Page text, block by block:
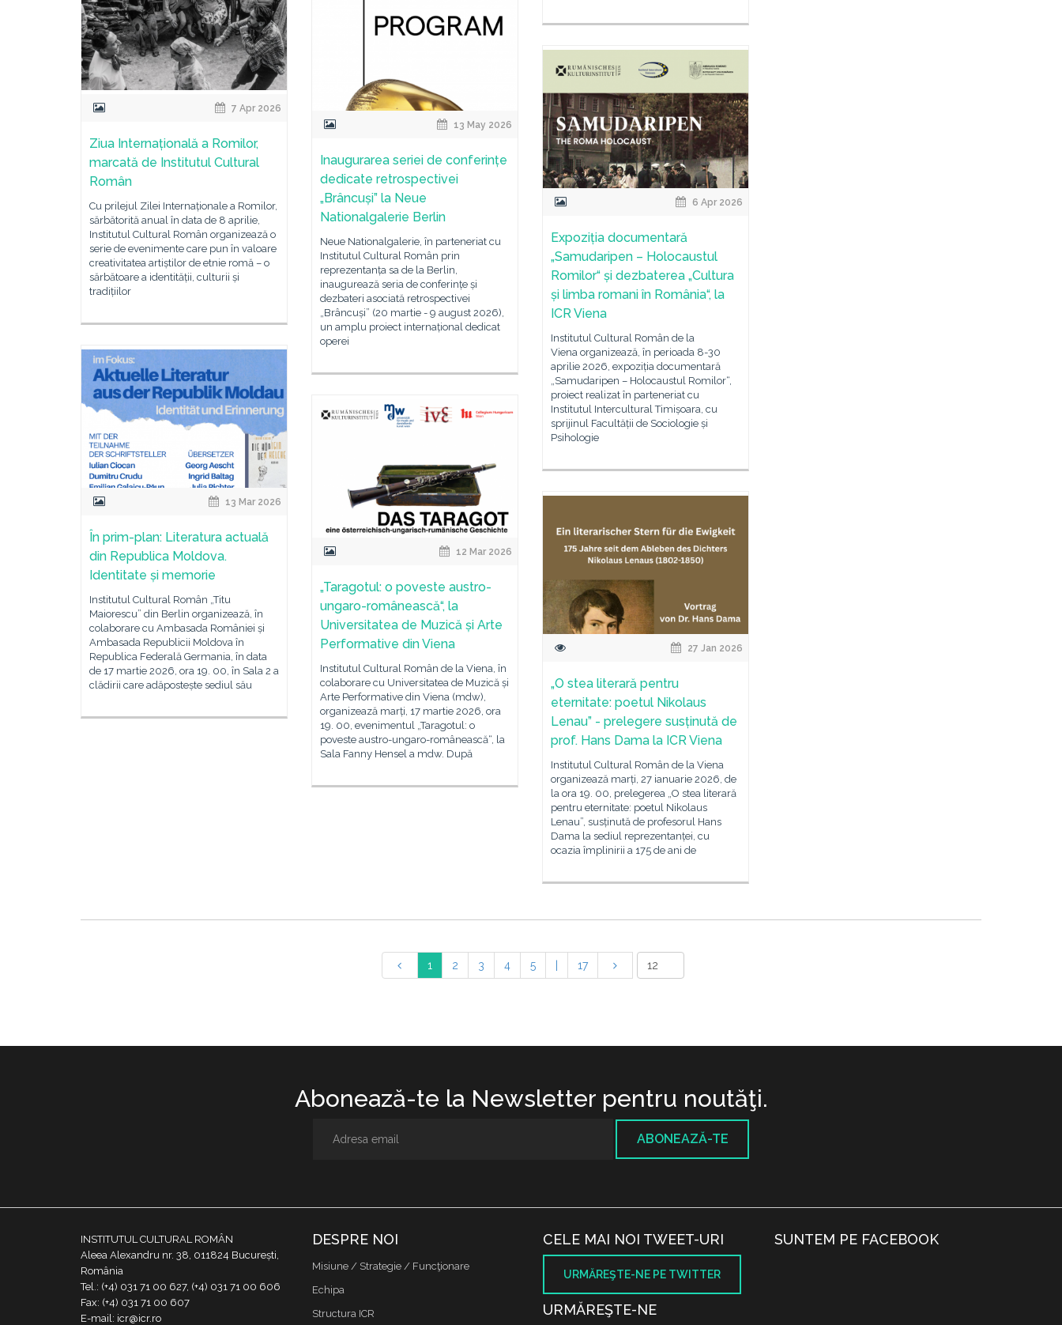
13 May 2026
Inaugurarea seriei de conferințe
dedicate retrospectivei
„Brâncuși” la Neue
Nationalgalerie Berlin
Neue Nationalgalerie, în parteneriat cu
Institutul Cultural Român prin
reprezentanța sa de la Berlin,
inaugurează seria de conferințe și
dezbateri asociată retrospectivei
„Brâncuși” (20 martie - 9 august 2026),
un amplu proiect internațional dedicat
operei
7 Apr 2026
Ziua Internațională a Romilor,
marcată de Institutul Cultural
Român
Cu prilejul Zilei Internaționale a Romilor,
sărbătorită anual în data de 8 aprilie,
Institutul Cultural Român organizează o
serie de evenimente care pun în valoare
creativitatea artiștilor de etnie romă – o
sărbătoare a identității, culturii și
tradițiilor
6 Apr 2026
Expoziția documentară
„Samudaripen – Holocaustul
Romilor“ și dezbaterea „Cultura
și limba romani în România“, la
ICR Viena
Institutul Cultural Român de la
Viena organizează, în perioada 8-30
aprilie 2026, expoziția documentară
„Samudaripen – Holocaustul Romilor“,
proiect realizat în parteneriat cu
Institutul Intercultural Timișoara, cu
sprijinul Facultății de Sociologie și
Psihologie
13 Mar 2026
În prim-plan: Literatura actuală
din Republica Moldova.
Identitate și memorie
Institutul Cultural Român „Titu
Maiorescu” din Berlin organizează, în
colaborare cu Ambasada României și
Ambasada Republicii Moldova în
Republica Federală Germania, în data
de 17 martie 2026, ora 19. 00, în Sala 2 a
clădirii care adăpostește sediul său
12 Mar 2026
„Taragotul: o poveste austro-
ungaro-românească“, la
Universitatea de Muzică și Arte
Performative din Viena
Institutul Cultural Român de la Viena, în
colaborare cu Universitatea de Muzică și
Arte Performative din Viena (mdw),
organizează marți, 17 martie 2026, ora
19. 00, evenimentul „Taragotul: o
poveste austro-ungaro-românească“, la
Sala Fanny Hensel a mdw. După
27 Jan 2026
„O stea literară pentru
eternitate: poetul Nikolaus
Lenau” - prelegere susținută de
prof. Hans Dama la ICR Viena
Institutul Cultural Român de la Viena
organizează marți, 27 ianuarie 2026, de
la ora 19. 00, prelegerea „O stea literară
pentru eternitate: poetul Nikolaus
Lenau”, susținută de profesorul Hans
Dama la sediul reprezentanței, cu
ocazia împlinirii a 175 de ani de
1 2 3 4 5 17
Abonează-te la Newsletter pentru noutăţi.
ABONEAZĂ-TE
INSTITUTUL CULTURAL ROMÂN
Aleea Alexandru nr. 38, 011824 București,
România
Tel.: (+4) 031 71 00 627, (+4) 031 71 00 606
Fax: (+4) 031 71 00 607
E-mail: icr@icr.ro
DESPRE NOI
Misiune / Strategie / Funcţionare
Echipa
Structura ICR
CELE MAI NOI TWEET-URI
URMĂREŞTE-NE PE TWITTER
URMĂREŞTE-NE
SUNTEM PE FACEBOOK